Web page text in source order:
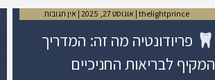
פריודונטיה מה זה: המדריך
המקיף לבריאות החניכיים
thelightprince אוגוסט 27, 2025 אין תגובות